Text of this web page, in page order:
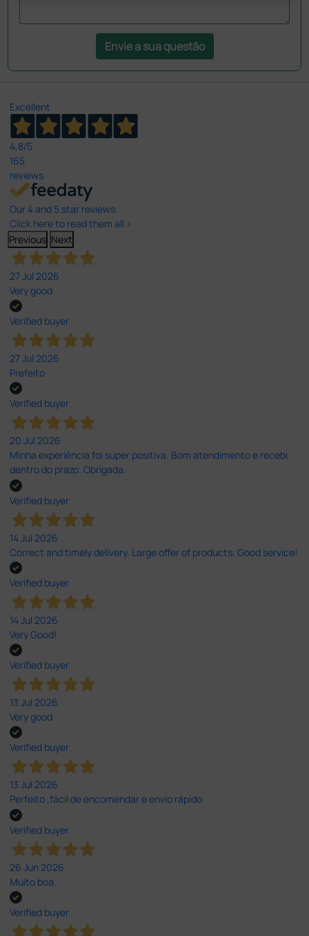
Envie a sua questão
Excellent
4,8/5
165
reviews
Our 4 and 5 star reviews.
Click here to read them all >
Previous Next
27 Jul 2026
Very good
Verified buyer
27 Jul 2026
Prefeito
Verified buyer
20 Jul 2026
Minha experiência foi super positiva. Bom atendimento e recebi
dentro do prazo. Obrigada.
Verified buyer
14 Jul 2026
Correct and timely delivery. Large offer of products. Good service!
Verified buyer
14 Jul 2026
Very Good!
Verified buyer
13 Jul 2026
Very good
Verified buyer
13 Jul 2026
Perfeito ,fácil de encomendar e envio rápido
Verified buyer
26 Jun 2026
Muito boa.
Verified buyer